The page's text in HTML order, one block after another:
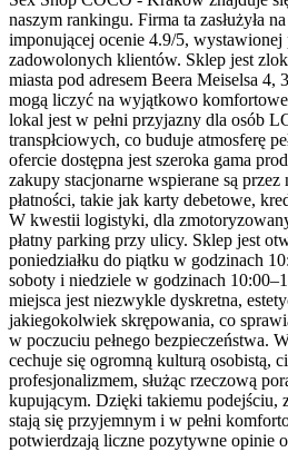
naszym rankingu. Firma ta zasłużyła
imponującej ocenie 4.9/5, wystawionej
zadowolonych klientów. Sklep jest
miasta pod adresem Beera Meiselsa
mogą liczyć na wyjątkowo
lokal jest w pełni przyjazny dla osób
transpłciowych, co buduje atmosferę
ofercie dostępna jest szeroka gama
zakupy stacjonarne wspierane są
płatności, takie jak karty debetowe,
W kwestii logistyki, dla
płatny parking przy ulicy. Sklep jest
poniedziałku do piątku w godzinach
soboty i niedziele w godzinach
miejsca jest niezwykle dyskretna,
jakiegokolwiek skrępowania, co
w poczuciu pełnego bezpieczeństwa.
cechuje się ogromną kulturą osobistą,
profesjonalizmem, służąc rzeczową
kupującym. Dzięki takiemu podejściu,
stają się przyjemnym i w pełni
potwierdzają liczne pozytywne opinie